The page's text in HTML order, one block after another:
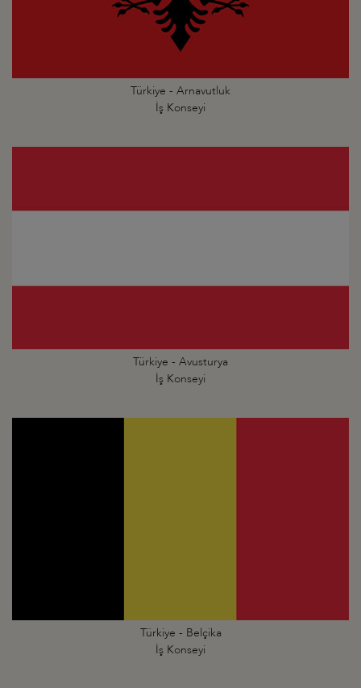
Türkiye - Arnavutluk
İş Konseyi
Türkiye - Avusturya
İş Konseyi
Türkiye - Belçika
İş Konseyi